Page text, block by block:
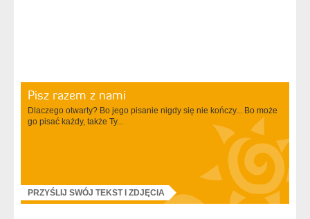
Pisz razem z nami
Dlaczego otwarty? Bo jego pisanie nigdy się nie kończy... Bo może
go pisać każdy, także Ty...
PRZYŚLIJ SWÓJ TEKST I ZDJĘCIA